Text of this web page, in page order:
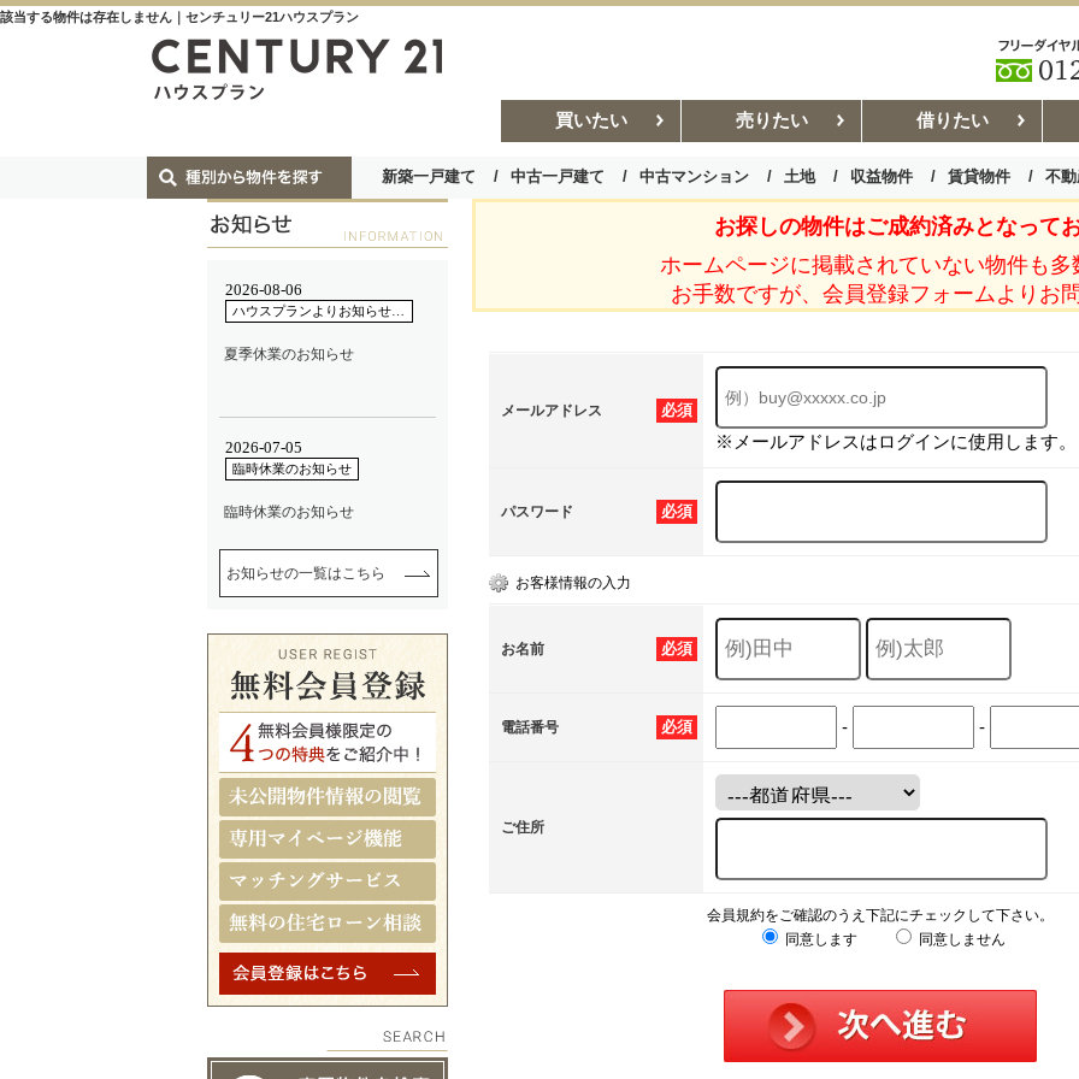
該当する物件は存在しません｜センチュリー21ハウスプラン
買いたい 売りたい 借りたい
新築一戸建て 中古一戸建て 中古マンション 土地 収益物件 賃貸物件 不
お部屋探しコラム 賃貸管理コ
お探しの物件はご成約済みとなってお
ホームページに掲載されていない物件も多
お手数ですが、会員登録フォームよりお
必須
メールアドレス
※メールアドレスはログインに使用します。
必須
パスワード
お客様情報の入力
必須
お名前
必須
電話番号 - -
ご住所
会員規約をご確認のうえ下記にチェックして下さい。
同意します
同意しません
お知らせの一覧はこちら